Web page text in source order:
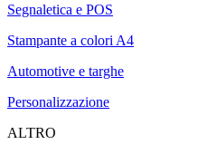
Segnaletica e POS
Stampante a colori A4
Automotive e targhe
Personalizzazione
ALTRO